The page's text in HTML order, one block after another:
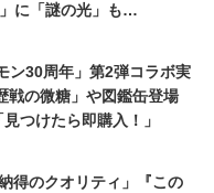
に「謎の光」も…
ン30周年」第2弾コラボ実
戦の微糖」や図鑑缶登場
つけたら即購入！」
得のクオリティ」『この